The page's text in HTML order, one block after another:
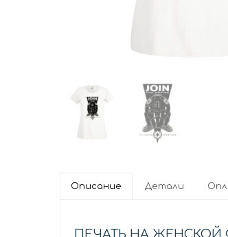
Описание Детали
ПЕЧАТЬ НА ЖЕНСКОЙ